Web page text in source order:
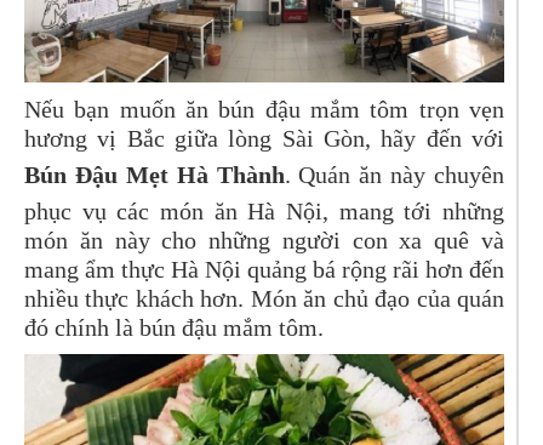
Nếu bạn muốn ăn bún đậu mắm tôm trọn vẹn
hương vị Bắc giữa lòng Sài Gòn, hãy đến với
Bún Đậu Mẹt Hà Thành. Quán ăn này chuyên
phục vụ các món ăn Hà Nội, mang tới những
món ăn này cho những người con xa quê và
mang ẩm thực Hà Nội quảng bá rộng rãi hơn đến
nhiều thực khách hơn. Món ăn chủ đạo của quán
đó chính là bún đậu mắm tôm.